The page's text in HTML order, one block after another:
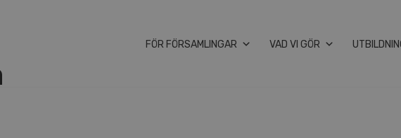
FÖR FÖRSAMLINGAR VAD VI GÖR